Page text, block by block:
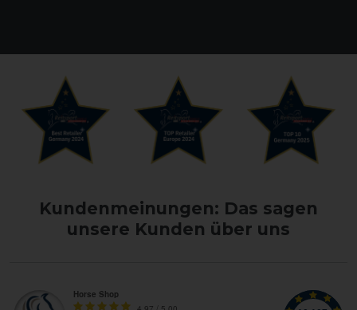
Kundenmeinungen: Das sagen
unsere Kunden über uns